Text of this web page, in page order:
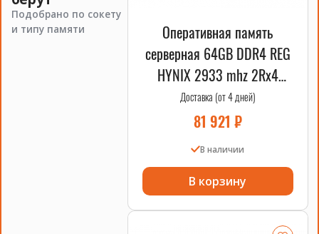
Подобрано по сокету
и типу памяти
Оперативная память
серверная 64GB DDR4 REG
HYNIX 2933 mhz 2Rx4
RDIMM
Доставка (от 4 дней)
81 921 ₽
В наличии
В корзину